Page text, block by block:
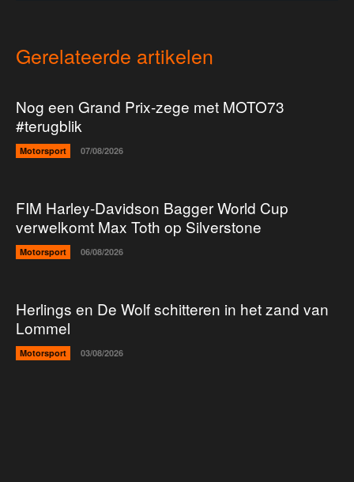
Gerelateerde artikelen
Nog een Grand Prix-zege met MOTO73
#terugblik
Motorsport 07/08/2026
FIM Harley-Davidson Bagger World Cup
verwelkomt Max Toth op Silverstone
Motorsport 06/08/2026
Herlings en De Wolf schitteren in het zand van
Lommel
Motorsport 03/08/2026